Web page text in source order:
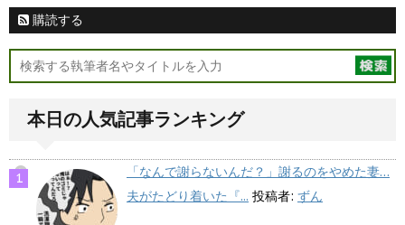
購読する
本日の人気記事ランキング
「なんで謝らないんだ？」謝るのをやめた妻…
夫がたどり着いた『... 投稿者: ずん